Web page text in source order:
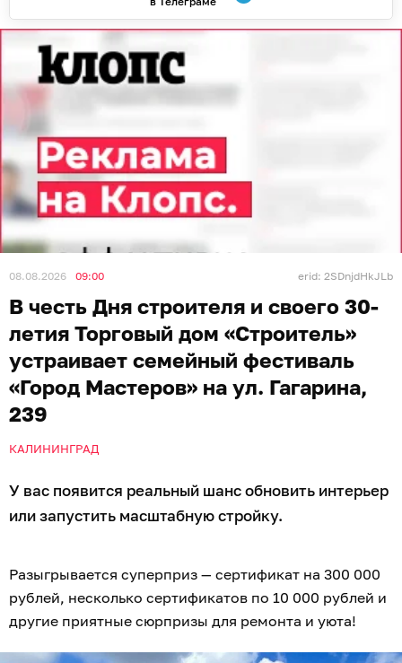
08.08.2026 09:00 erid: 2SDnjdHkJLb
В честь Дня строителя и своего 30-
летия Торговый дом «Строитель»
устраивает семейный фестиваль
«Город Мастеров» на ул. Гагарина,
239
КАЛИНИНГРАД
У вас появится реальный шанс обновить интерьер
или запустить масштабную стройку.
Разыгрывается суперприз — сертификат на 300 000
рублей, несколько сертификатов по 10 000 рублей и
другие приятные сюрпризы для ремонта и уюта!